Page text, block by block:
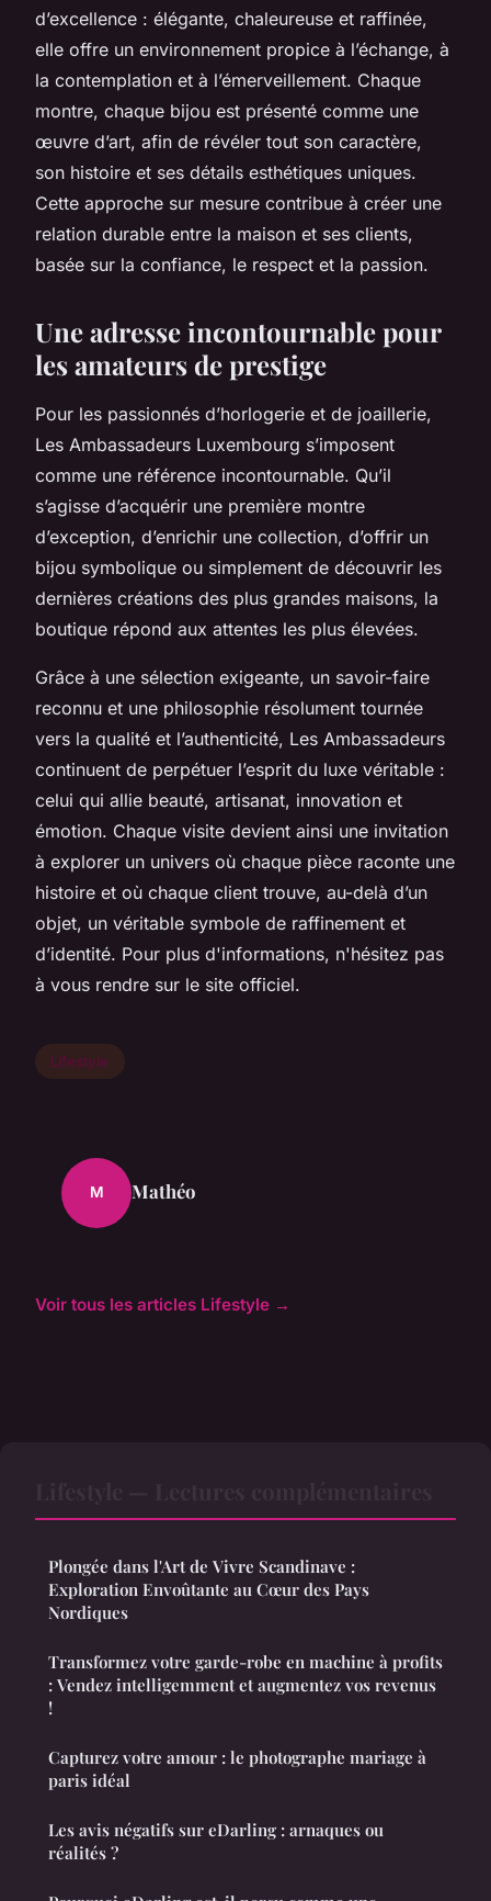
d’excellence : élégante, chaleureuse et raffinée,
elle offre un environnement propice à l’échange, à
la contemplation et à l’émerveillement. Chaque
montre, chaque bijou est présenté comme une
œuvre d’art, afin de révéler tout son caractère,
son histoire et ses détails esthétiques uniques.
Cette approche sur mesure contribue à créer une
relation durable entre la maison et ses clients,
basée sur la confiance, le respect et la passion.
Une adresse incontournable pour
les amateurs de prestige
Pour les passionnés d’horlogerie et de joaillerie,
Les Ambassadeurs Luxembourg s’imposent
comme une référence incontournable. Qu’il
s’agisse d’acquérir une première montre
d’exception, d’enrichir une collection, d’offrir un
bijou symbolique ou simplement de découvrir les
dernières créations des plus grandes maisons, la
boutique répond aux attentes les plus élevées.
Grâce à une sélection exigeante, un savoir-faire
reconnu et une philosophie résolument tournée
vers la qualité et l’authenticité, Les Ambassadeurs
continuent de perpétuer l’esprit du luxe véritable :
celui qui allie beauté, artisanat, innovation et
émotion. Chaque visite devient ainsi une invitation
à explorer un univers où chaque pièce raconte une
histoire et où chaque client trouve, au-delà d’un
objet, un véritable symbole de raffinement et
d’identité. Pour plus d'informations, n'hésitez pas
à vous rendre sur le site officiel.
Lifestyle
M Mathéo
Voir tous les articles Lifestyle →
Plongée dans l'Art de Vivre Scandinave :
Exploration Envoûtante au Cœur des Pays
Nordiques
Transformez votre garde-robe en machine à profits
: Vendez intelligemment et augmentez vos revenus
!
Capturez votre amour : le photographe mariage à
paris idéal
Les avis négatifs sur eDarling : arnaques ou
réalités ?